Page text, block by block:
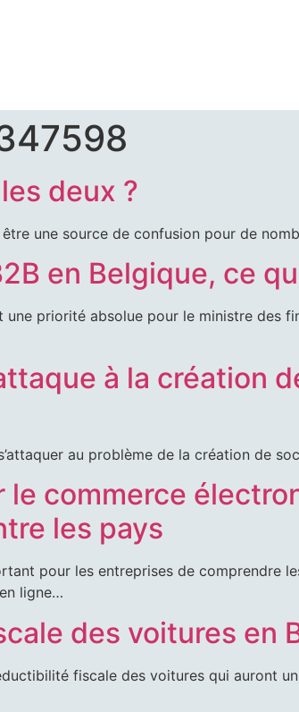
deux ?
une source de confusion pour de
en Belgique, ce
priorité absolue pour le ministre des
à la création
au problème de la création de
commerce
les pays
pour les entreprises de comprendre
ligne…
des voitures en
fiscale des voitures qui auront
JMS
136,
1030